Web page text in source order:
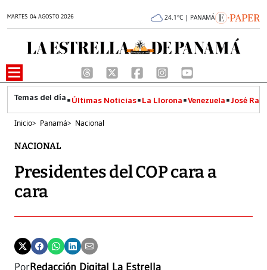
MARTES 04 AGOSTO 2026 24.1°C | PANAMÁ
Últimas Noticias La Llorona Venezuela José
Inicio> Panamá> Nacional
NACIONAL
Presidentes del COP cara a
cara
PorRedacción Digital La Estrella